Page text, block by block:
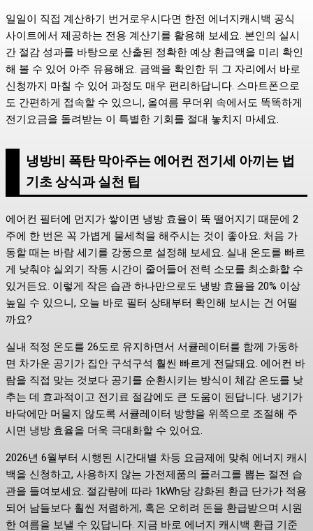
일일이 직접 계산하기 번거로우시다면 한전 에너지캐시백 공식
사이트에서 제공하는 전용 계산기를 활용해 보세요. 본인의 실시
간 절감 성과를 바탕으로 산출된 정확한 예상 환급액을 미리 확인
해 볼 수 있어 아주 유용해요. 금액을 확인한 뒤 그 자리에서 바로
신청까지 마칠 수 있어 과정도 매우 편리하답니다. 스마트폰으로
도 간편하게 접속할 수 있으니, 올여름 무더위 속에서도 똑똑하게
전기요금을 돌려받는 이 특별한 기회를 절대 놓치지 마세요.
냉방비 폭탄 막아주는 에어컨 전기세 아끼는 법
기초 상식과 실천 팁
에어컨 필터에 먼지가 쌓이면 냉방 효율이 뚝 떨어지기 때문에 2
주에 한 번은 꼭 가볍게 물세척을 해주시는 것이 좋아요. 처음 가
동할 때는 바람 세기를 강풍으로 설정해 보세요. 실내 온도를 빠르
게 낮춰야 실외기 작동 시간이 줄어들어 전력 소모를 최소화할 수
있거든요. 이렇게 작은 습관 하나만으로도 냉방 효율을 20% 이상
높일 수 있으니, 오늘 바로 필터 상태부터 확인해 보시는 건 어떨
까요?
실내 적정 온도를 26도로 유지하면서 서큘레이터를 함께 가동하
면 차가운 공기가 집안 구석구석 훨씬 빠르게 전달돼요. 에어컨 바
람을 직접 맞는 것보다 공기를 순환시키는 방식이 체감 온도를 낮
추는 데 효과적이고 전기료 절감에도 큰 도움이 된답니다. 냉기가
바닥에만 머물지 않도록 서큘레이터 방향을 위쪽으로 조절해 주
시면 냉방 효율을 더욱 극대화할 수 있어요.
2026년 6월부터 시행된 시간대별 차등 요금제에 맞춰 에너지 캐시
백을 신청하고, 사용하지 않는 가전제품의 플러그를 뽑는 절전 습
관을 들여보세요. 절감량에 따라 1kWh당 강화된 환급 단가가 적용
되어 남들보다 훨씬 저렴하게, 혹은 오히려 돈을 환급받으며 시원
한 여름을 보낼 수 있답니다. 지금 바로 에너지 캐시백 환급 기준